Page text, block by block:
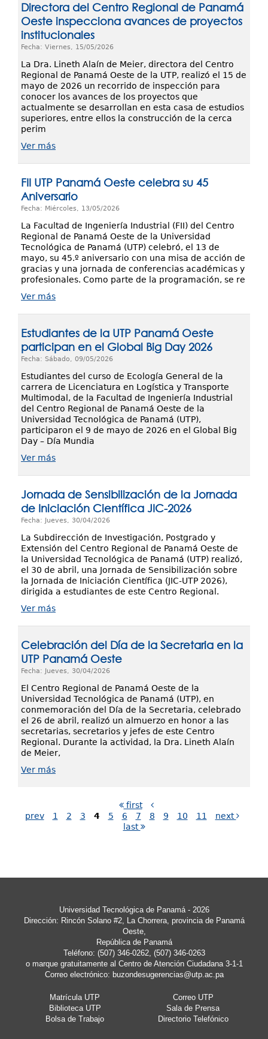
Directora del Centro Regional de Panamá
Oeste inspecciona avances de proyectos
institucionales
Fecha: Viernes, 15/05/2026
La Dra. Lineth Alaín de Meier, directora del Centro
Regional de Panamá Oeste de la UTP, realizó el 15 de
mayo de 2026 un recorrido de inspección para
conocer los avances de los proyectos que
actualmente se desarrollan en esta casa de estudios
superiores, entre ellos la construcción de la cerca
perim
Ver más
FII UTP Panamá Oeste celebra su 45
Aniversario
Fecha: Miércoles, 13/05/2026
La Facultad de Ingeniería Industrial (FII) del Centro
Regional de Panamá Oeste de la Universidad
Tecnológica de Panamá (UTP) celebró, el 13 de
mayo, su 45.º aniversario con una misa de acción de
gracias y una jornada de conferencias académicas y
profesionales. Como parte de la programación, se re
Ver más
Estudiantes de la UTP Panamá Oeste
participan en el Global Big Day 2026
Fecha: Sábado, 09/05/2026
Estudiantes del curso de Ecología General de la
carrera de Licenciatura en Logística y Transporte
Multimodal, de la Facultad de Ingeniería Industrial
del Centro Regional de Panamá Oeste de la
Universidad Tecnológica de Panamá (UTP),
participaron el 9 de mayo de 2026 en el Global Big
Day – Día Mundia
Ver más
Jornada de Sensibilización de la Jornada
de Iniciación Científica JIC-2026
Fecha: Jueves, 30/04/2026
La Subdirección de Investigación, Postgrado y
Extensión del Centro Regional de Panamá Oeste de
la Universidad Tecnológica de Panamá (UTP) realizó,
el 30 de abril, una Jornada de Sensibilización sobre
la Jornada de Iniciación Científica (JIC-UTP 2026),
dirigida a estudiantes de este Centro Regional.
Ver más
Celebración del Día de la Secretaria en la
UTP Panamá Oeste
Fecha: Jueves, 30/04/2026
El Centro Regional de Panamá Oeste de la
Universidad Tecnológica de Panamá (UTP), en
conmemoración del Día de la Secretaria, celebrado
el 26 de abril, realizó un almuerzo en honor a las
secretarias, secretarios y jefes de este Centro
Regional. Durante la actividad, la Dra. Lineth Alaín
de Meier,
Ver más
first
prev
1 2 3 4 5 6 7 8 9 10 11
next
last
Universidad Tecnológica de Panamá - 2026
Dirección: Rincón Solano #2, La Chorrera, provincia de Panamá
Oeste,
República de Panamá
Teléfono: (507) 346-0262, (507) 346-0263
o marque gratuitamente al Centro de Atención Ciudadana 3-1-1
Correo electrónico: buzondesugerencias@utp.ac.pa
Matrícula UTP
Correo UTP
Biblioteca UTP
Sala de Prensa
Bolsa de Trabajo
Directorio Telefónico